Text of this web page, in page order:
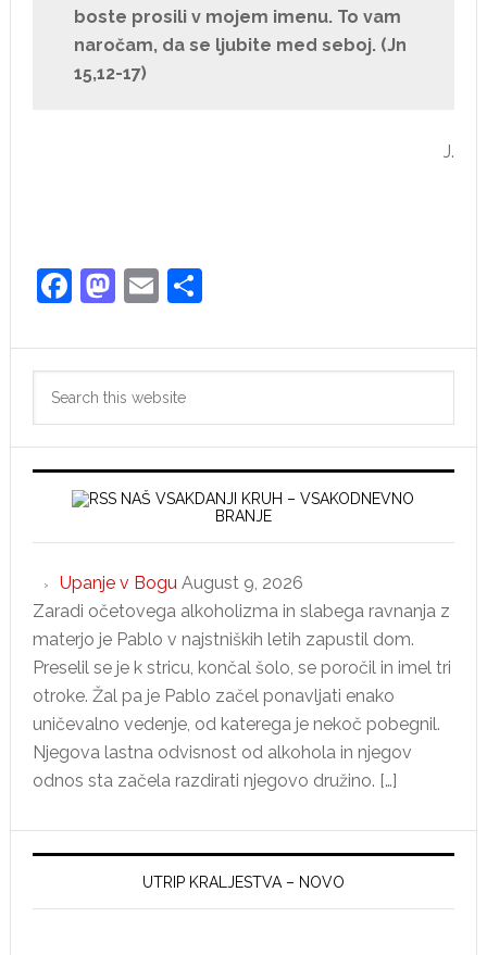
boste prosili v mojem imenu. To vam
naročam, da se ljubite med seboj. (Jn
15,12-17)
J.
Facebook
Mastodon
EmailShare
Primary
Sidebar
NAŠ VSAKDANJI KRUH – VSAKODNEVNO
BRANJE
Upanje v Bogu August 9, 2026
Zaradi očetovega alkoholizma in slabega ravnanja z
materjo je Pablo v najstniških letih zapustil dom.
Preselil se je k stricu, končal šolo, se poročil in imel tri
otroke. Žal pa je Pablo začel ponavljati enako
uničevalno vedenje, od katerega je nekoč pobegnil.
Njegova lastna odvisnost od alkohola in njegov
odnos sta začela razdirati njegovo družino. […]
UTRIP KRALJESTVA – NOVO